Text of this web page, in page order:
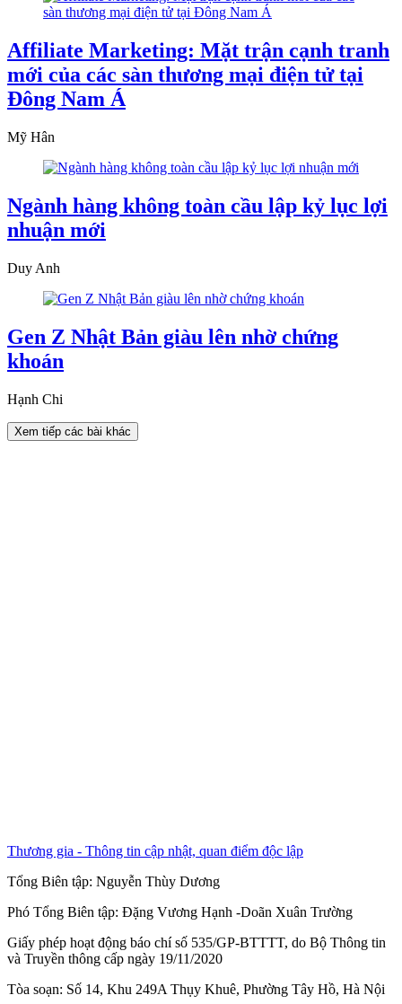
Affiliate Marketing: Mặt trận cạnh tranh
mới của các sàn thương mại điện tử tại
Đông Nam Á
Mỹ Hân
Ngành hàng không toàn cầu lập kỷ lục lợi
nhuận mới
Duy Anh
Gen Z Nhật Bản giàu lên nhờ chứng
khoán
Hạnh Chi
Xem tiếp các bài khác
Thương gia - Thông tin cập nhật, quan điểm độc lập
Tổng Biên tập: Nguyễn Thùy Dương
Phó Tổng Biên tập: Đặng Vương Hạnh -Doãn Xuân Trường
Giấy phép hoạt động báo chí số 535/GP-BTTTT, do Bộ Thông tin
và Truyền thông cấp ngày 19/11/2020
Tòa soạn: Số 14, Khu 249A Thụy Khuê, Phường Tây Hồ, Hà Nội